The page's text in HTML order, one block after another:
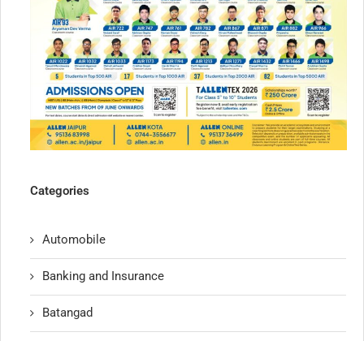
Categories
Automobile
Banking and Insurance
Batangad